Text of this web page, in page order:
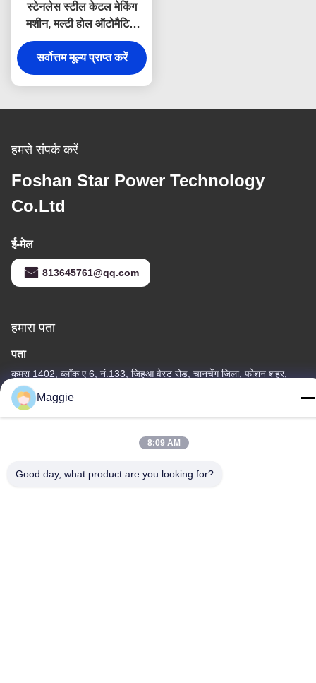
स्टेनलेस स्टील केटल मेकिंग
मशीन, मल्टी होल ऑटोमैटिक
पंचिंग मशीन
सर्वोत्तम मूल्य प्राप्त करें
हमसे संपर्क करें
Foshan Star Power Technology
Co.Ltd
ई-मेल
813645761@qq.com
हमारा पता
पता
कमरा 1402, ब्लॉक ए 6, नं.133, जिहुआ वेस्ट रोड, चानचेंग जिला, फोशन शहर,
गुआंग्डोंग प्रांत।
टेलीफोन
Maggie
8:09 AM
Good day, what product are you looking for?